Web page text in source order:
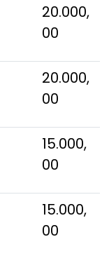
20.000,
00
20.000,
00
15.000,
00
15.000,
00